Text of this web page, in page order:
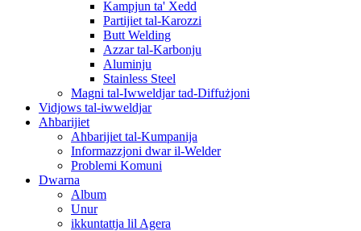
Kampjun ta' Xedd
Partijiet tal-Karozzi
Butt Welding
Azzar tal-Karbonju
Aluminju
Stainless Steel
Magni tal-Iwweldjar tad-Diffużjoni
Vidjows tal-iwweldjar
Aħbarijiet
Aħbarijiet tal-Kumpanija
Informazzjoni dwar il-Welder
Problemi Komuni
Dwarna
Album
Unur
ikkuntattja lil Agera